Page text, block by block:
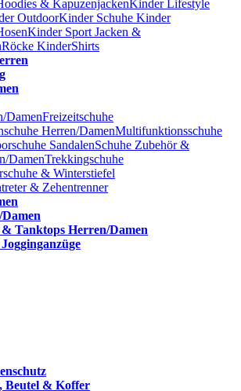
& KapuzenjackenKinder Lifestyle
OutdoorKinder Schuhe Kinder
Kinder Sport Jacken &
Röcke KinderShirts
DamenFreizeitschuhe
Herren/DamenMultifunktionsschuhe
SandalenSchuhe Zubehör &
DamenTrekkingschuhe
& Winterstiefel
& Zehentrenner
Tanktops Herren/Damen
Beutel & Koffer